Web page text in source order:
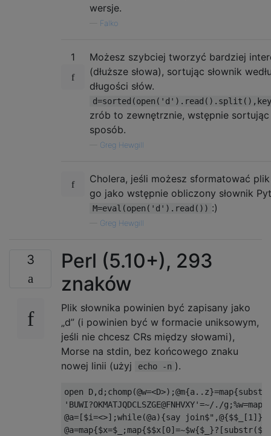
wersje.
Falko
1
Możesz szybciej tworzyć bardziej
(dłuższe słowa), sortując słownik
długości słów.
zrób to zewnętrznie, wstępnie sortując
sposób.
Greg Hewgill
Cholera, jeśli możesz sformatować
go jako wstępnie obliczony słownik
M=eval(open('d').read()) :)
Greg Hewgill
3
Perl (5.10+), 293
znaków
Plik słownika powinien być zapisany jako
„d” (i powinien być w formacie uniksowym,
jeśli nie chcesz CRs między słowami),
Morse na stdin, bez końcowego znaku
nowej linii (użyj
echo -n ).
open
'BUWI?OKMATJQDCLSZGE@FNHVXY'=~/./
@a=[$i=<>];while(@a){say